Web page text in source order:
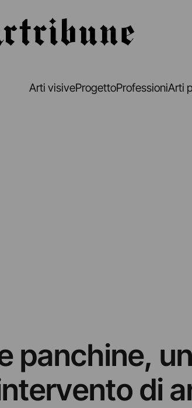
Arti visiveProgettoProfessioniArti
panchine,
di